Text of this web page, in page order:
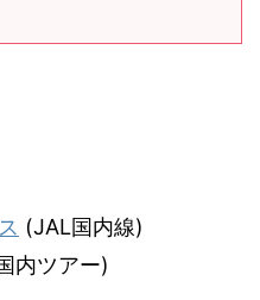
(JAL国内線)
内ツアー)